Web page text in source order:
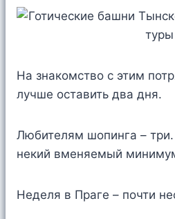
На знакомство с этим
лучше оставить два дня.
Любителям шопинга –
некий вменяемый
Неделя в Праге – почти